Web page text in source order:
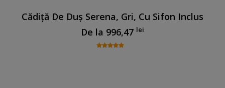
Cădiță De Duș Serena, Gri, Cu Sifon Inclus
De la 996,47 lei